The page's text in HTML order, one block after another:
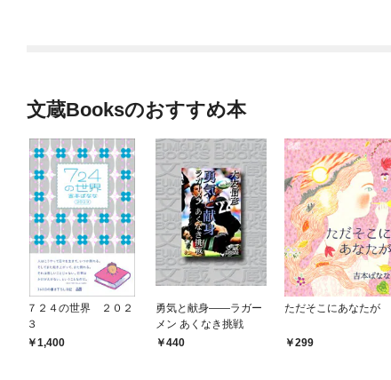
文蔵Booksのおすすめ本
７２４の世界 ２０２
３
1,400
勇気と献身――ラガー
メン あくなき挑戦
440
ただそこにあなたが
299